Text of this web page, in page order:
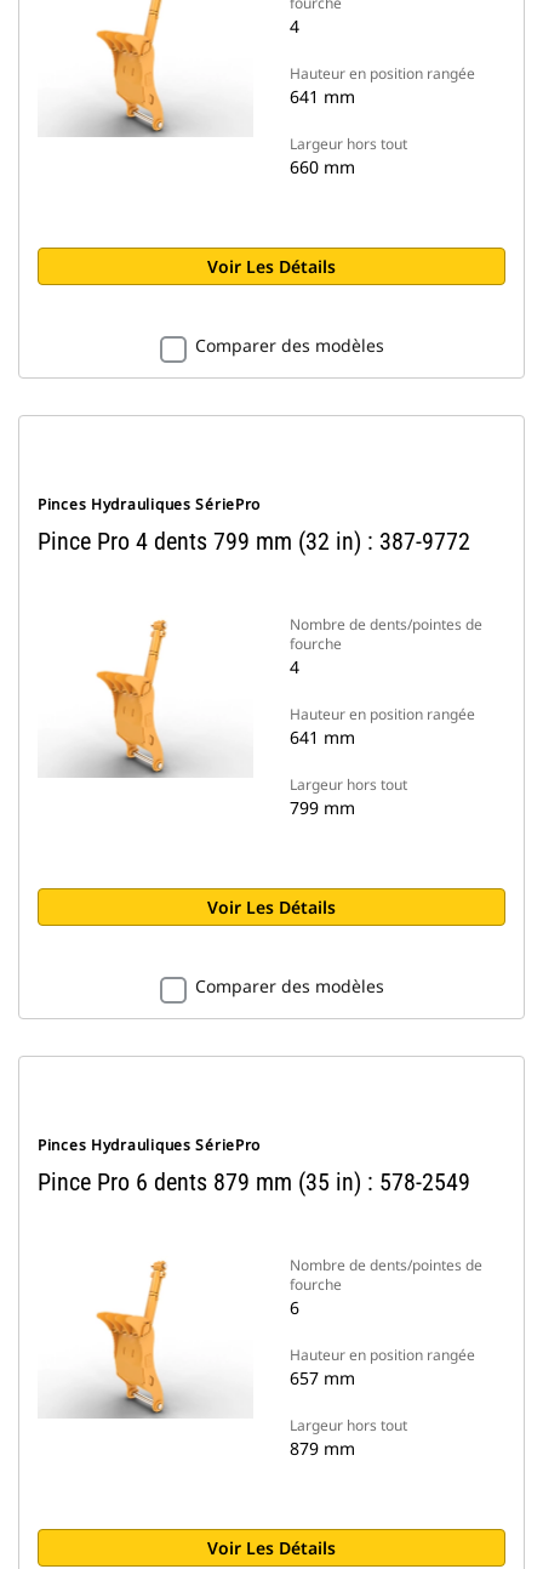
4
Hauteur en position rangée
641 mm
Largeur hors tout
660 mm
Voir Les Détails
Comparer des modèles
Pinces Hydrauliques SériePro
Pince Pro 4 dents 799 mm (32 in) : 387-9772
Nombre de dents/pointes de
fourche
4
Hauteur en position rangée
641 mm
Largeur hors tout
799 mm
Voir Les Détails
Comparer des modèles
Pinces Hydrauliques SériePro
Pince Pro 6 dents 879 mm (35 in) : 578-2549
Nombre de dents/pointes de
fourche
6
Hauteur en position rangée
657 mm
Largeur hors tout
879 mm
Voir Les Détails